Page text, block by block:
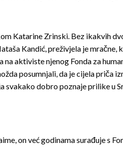
Katarine Zrinski. Bez ikakvih
Kandić, preživjela je mračne,
aktiviste njenog Fonda za
posumnjali, da je cijela priča
dobro poznaje prilike u
on već godinama surađuje s